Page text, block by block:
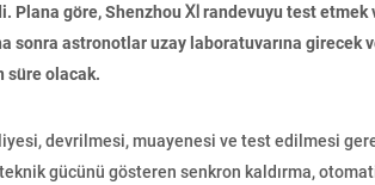
Plana göre, Shenzhou Ⅺ randevuyu test
sonra astronotlar uzay laboratuvarına girecek
süre olacak.
devrilmesi, muayenesi ve test edilmesi
gücünü gösteren senkron kaldırma,